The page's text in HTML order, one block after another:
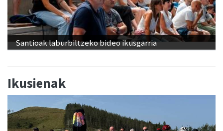
Santioak laburbiltzeko bideo ikusgarria
Ikusienak